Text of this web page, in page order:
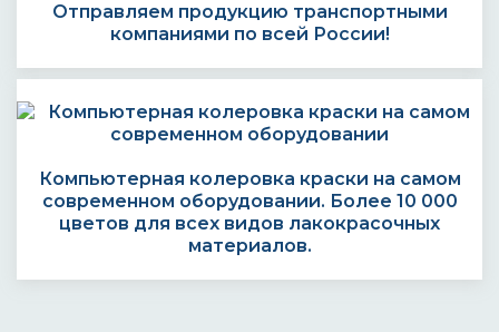
Отправляем продукцию транспортными
компаниями по всей России!
Компьютерная колеровка краски на самом
современном оборудовании. Более 10 000
цветов для всех видов лакокрасочных
материалов.